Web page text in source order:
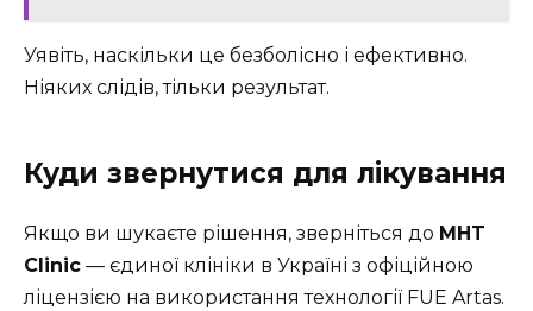
Уявіть, наскільки це безболісно і ефективно.
Ніяких слідів, тільки результат.
Куди звернутися для лікування
Якщо ви шукаєте рішення, зверніться до MHT
Clinic — єдиної клініки в Україні з офіційною
ліцензією на використання технології FUE Artas.